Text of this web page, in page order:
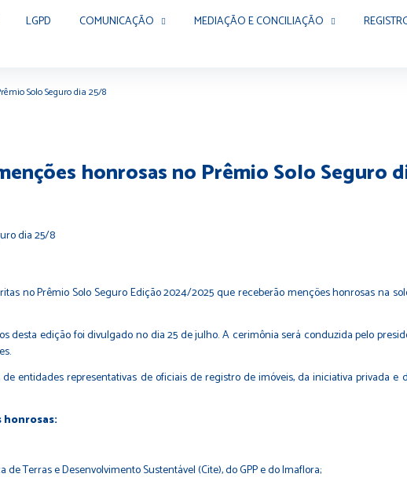
LGPD COMUNICAÇÃO MEDIAÇÃO E CONCILIAÇÃO
Solo Seguro dia 25/8
honrosas no Prêmio Solo Seguro
noPrêmio Solo SeguroEdição 2024/2025 que receberão menções honrosas na
desta edição foi divulgado no dia 25 de julho.A cerimônia será conduzida pelo
entidades representativas de oficiais de registro de imóveis, da iniciativa privada
honrosas:
Terras e Desenvolvimento Sustentável (Cite), do GPP e do Imaflora;